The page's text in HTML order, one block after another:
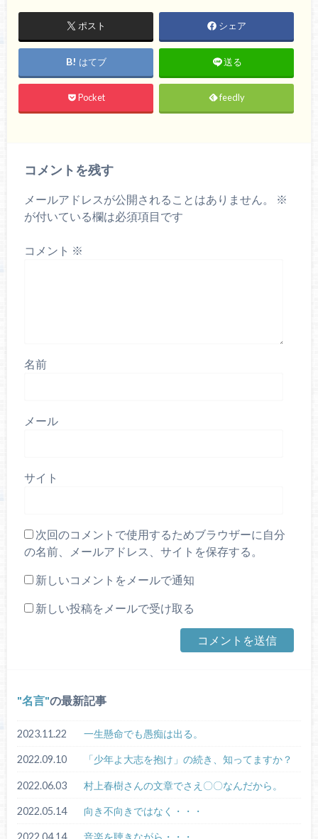
ポスト シェア
はてブ 送る
Pocket feedly
コメントを残す
メールアドレスが公開されることはありません。
※
が付いている欄は必須項目です
コメント ※
名前
メール
サイト
次回のコメントで使用するためブラウザーに自分
の名前、メールアドレス、サイトを保存する。
新しいコメントをメールで通知
新しい投稿をメールで受け取る
名言 の最新記事
2023.11.22 一生懸命でも愚痴は出る。
2022.09.10 「少年よ大志を抱け」の続き、知ってますか？
2022.06.03 村上春樹さんの文章でさえ〇〇なんだから。
2022.05.14 向き不向きではなく・・・